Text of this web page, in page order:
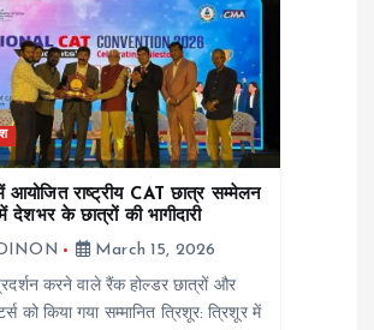
आयोजित राष्ट्रीय CAT छात्र सम्मेलन
के छात्रों की भागीदारी
March 15, 2026
करने वाले रैंक होल्डर छात्रों और
को किया गया सम्मानित त्रिशूर: त्रिशूर में